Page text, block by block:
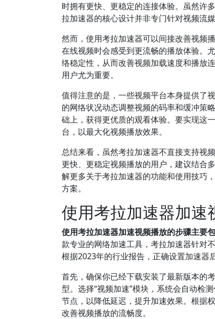
时拥有更快、更稳定的连接体验。虽然许
拉加速器的核心设计并非专门针对视频流
然而，使用考拉加速器可以间接改善视频
在线视频时会感受到更流畅的播放体验。
络稳定性，从而改善视频加载速度和播放
用户尤为重要。
值得注意的是，一些视频平台本身提供了
的网络状况动态调整视频的码率和缓冲策
础上，获得更优质的观看体验。要实现这
台，以最大化视频播放效果。
总结来看，虽然考拉加速器不直接支持视
更快、更稳定视频播放的用户，建议结合
解更多关于考拉加速器的功能和使用技巧
方案。
使用考拉加速器加速
使用考拉加速器加速视频播放的步骤主要
款专业的网络加速工具，考拉加速器针对
根据2023年的行业报告，正确设置加速器
首先，确保你已经下载安装了最新版本的
型。选择“视频加速”模块，系统会自动检
节点，以降低延迟，提升加速效果。根据
改善视频播放的流畅度。